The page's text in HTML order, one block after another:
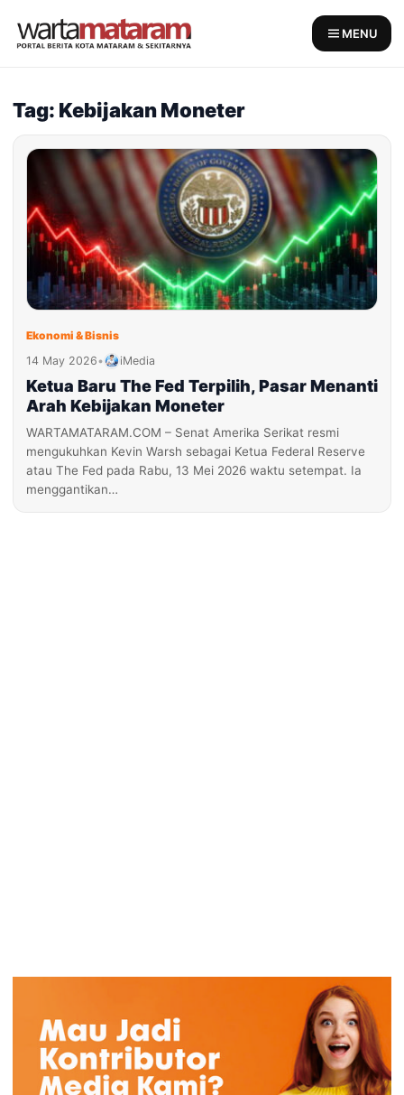
MENU
Tag: Kebijakan Moneter
Ekonomi & Bisnis
14 May 2026• iMedia
Ketua Baru The Fed Terpilih, Pasar Menanti
Arah Kebijakan Moneter
WARTAMATARAM.COM – Senat Amerika Serikat resmi
mengukuhkan Kevin Warsh sebagai Ketua Federal Reserve
atau The Fed pada Rabu, 13 Mei 2026 waktu setempat. Ia
menggantikan…